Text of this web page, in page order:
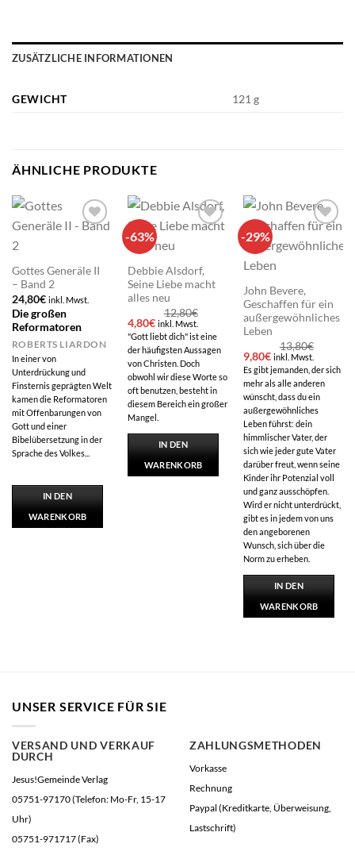
ZUSÄTZLICHE INFORMATIONEN
GEWICHT 121 g
ÄHNLICHE PRODUKTE
Gottes Generäle II
– Band 2
24,80€ inkl. Mwst.
Die großen
Reformatoren
ROBERTS LIARDON
In einer von
Unterdrückung und
Finsternis geprägten Welt
kamen die Reformatoren
mit Offenbarungen von
Gott und einer
Bibelübersetzung in der
Sprache des Volkes...
IN DEN
WARENKORB
-63%
Debbie Alsdorf,
Seine Liebe macht
alles neu
12,80€
Ursprünglicher
Preis
war:
12,80€
4,80€Aktueller
Preis
ist:
4,80€.
inkl. Mwst.
"Gott liebt dich" ist eine
der häufigsten Aussagen
von Christen. Doch
obwohl wir diese Worte so
oft benutzen, besteht in
diesem Bereich ein großer
Mangel.
IN DEN
WARENKORB
-29%
wishlist
John Bevere,
Geschaffen für ein
außergewöhnliches
Leben
13,80€
Ursprünglicher
Preis
war:
13,80€
9,80€Aktueller
Preis
ist:
9,80€.
inkl. Mwst.
Es gibt jemanden, der sich
mehr als alle anderen
wünscht, dass du ein
außergewöhnliches
Leben führst: dein
himmlischer Vater, der
sich wie jeder gute Vater
darüber freut, wenn seine
Kinder ihr Potenzial voll
und ganz ausschöpfen.
Wird er nicht unterdrückt,
gibt es in jedem von uns
den angeborenen
Wunsch, sich über die
Norm zu erheben.
IN DEN
WARENKORB
UNSER SERVICE FÜR SIE
VERSAND UND VERKAUF
DURCH
Jesus!Gemeinde Verlag
05751-97170 (Telefon: Mo-Fr, 15-17
Uhr)
05751-971717 (Fax)
ZAHLUNGSMETHODEN
Vorkasse
Rechnung
Paypal (Kreditkarte, Überweisung,
Lastschrift)